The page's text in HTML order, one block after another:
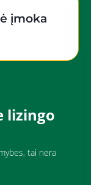
įmoka
lizingo
tai nėra